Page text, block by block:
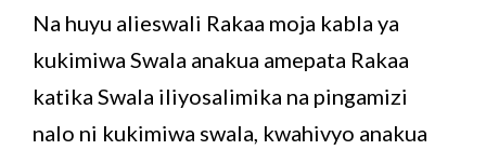
Na huyu alieswali Rakaa moja kabla ya
kukimiwa Swala anakua amepata Rakaa
katika Swala iliyosalimika na pingamizi
nalo ni kukimiwa swala, kwahivyo anakua